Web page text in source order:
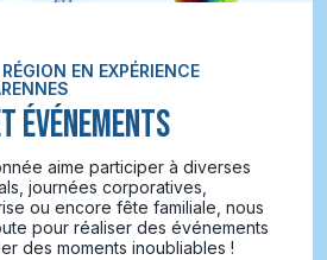
EN EXPÉRIENCE
ÉVÉNEMENTS
aime participer à diverses
journées corporatives,
ou encore fête familiale, nous
pour réaliser des événements
des moments inoubliables !